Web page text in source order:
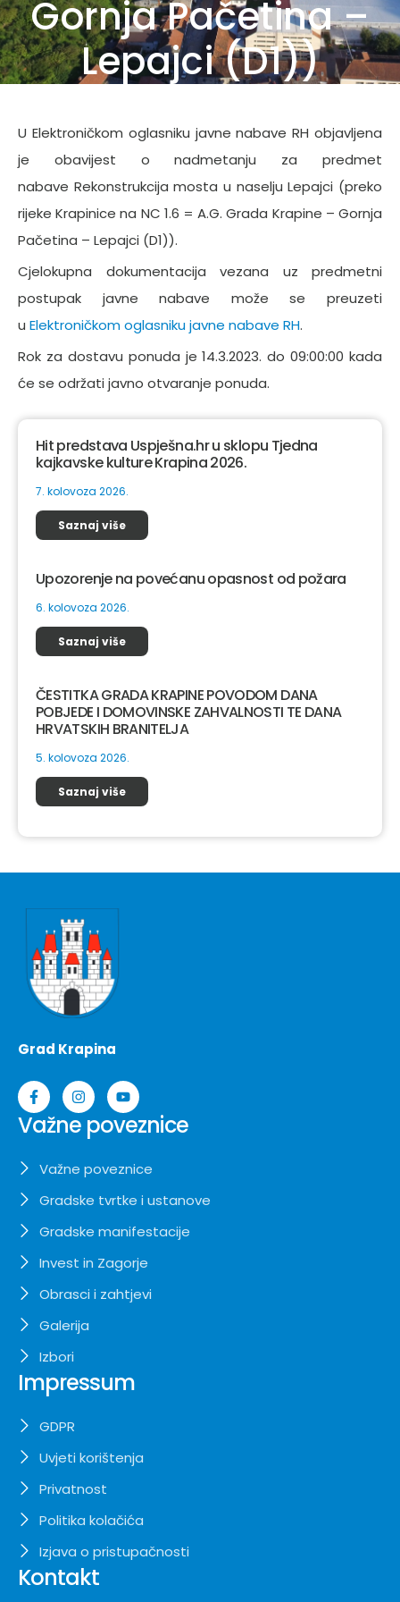
Gornja Pačetina –
Lepajci (D1))
U Elektroničkom oglasniku javne nabave RH objavljena
je obavijest o nadmetanju za predmet
nabave Rekonstrukcija mosta u naselju Lepajci (preko
rijeke Krapinice na NC 1.6 = A.G. Grada Krapine – Gornja
Pačetina – Lepajci (D1)).
Cjelokupna dokumentacija vezana uz predmetni
postupak javne nabave može se preuzeti
u Elektroničkom oglasniku javne nabave RH.
Rok za dostavu ponuda je 14.3.2023. do 09:00:00 kada
će se održati javno otvaranje ponuda.
Hit predstava Uspješna.hr u sklopu Tjedna
kajkavske kulture Krapina 2026.
7. kolovoza 2026.
Saznaj više
Upozorenje na povećanu opasnost od požara
6. kolovoza 2026.
Saznaj više
ČESTITKA GRADA KRAPINE POVODOM DANA
POBJEDE I DOMOVINSKE ZAHVALNOSTI TE DANA
HRVATSKIH BRANITELJA
5. kolovoza 2026.
Saznaj više
Grad Krapina
Važne poveznice
Važne poveznice
Gradske tvrtke i ustanove
Gradske manifestacije
Invest in Zagorje
Obrasci i zahtjevi
Galerija
Izbori
Impressum
GDPR
Uvjeti korištenja
Privatnost
Politika kolačića
Izjava o pristupačnosti
Kontakt